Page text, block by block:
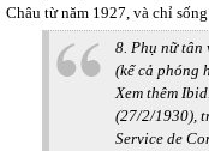
Châu từ năm 1927, và chỉ
8. Phụ nữ tân
(kể cả phóng
Xem thêm
(27/2/1930),
Service de